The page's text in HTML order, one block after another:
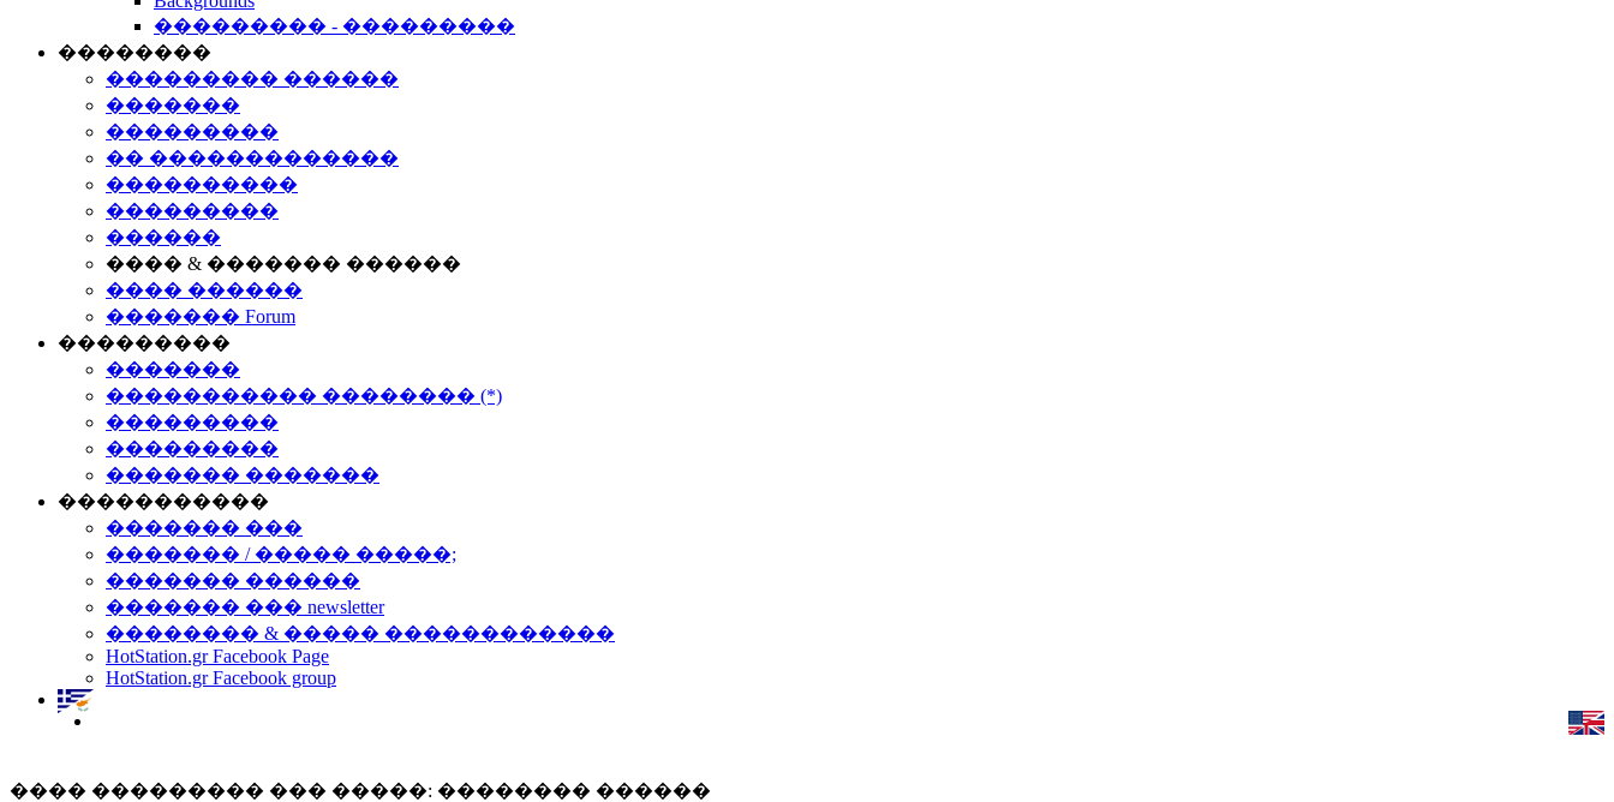
��������� - ���������
��������
��������� ������
�������
���������
�� �������������
����������
���������
������
���� & ������� ������
���� ������
������� Forum
���������
�������
����������� �������� (*)
���������
���������
������� �������
�����������
������� ���
������� / ����� �����;
������� ������
������� ��� newsletter
�������� & ����� ������������
HotStation.gr Facebook Page
HotStation.gr Facebook group
���� ��������� ��� �����: �������� ������